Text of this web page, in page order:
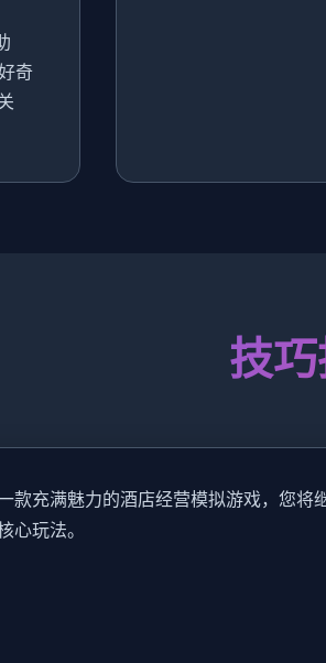
奇
技
款充满魅力的酒店经营模拟游戏，您
心玩法。